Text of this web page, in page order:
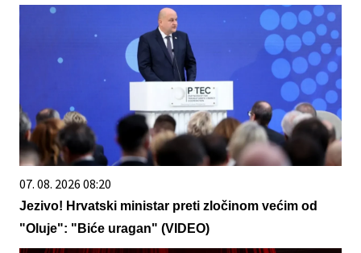
07. 08. 2026 08:20
Jezivo! Hrvatski ministar preti zločinom većim od
"Oluje": "Biće uragan" (VIDEO)